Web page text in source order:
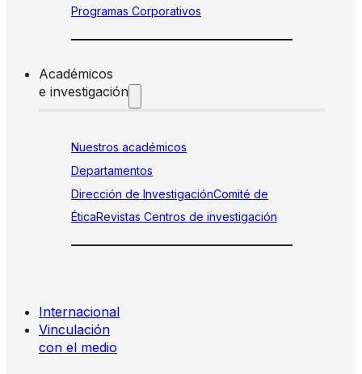
Programas Corporativos
Académicos
e investigación
Nuestros académicos
Departamentos
Dirección de InvestigaciónComité de
ÉticaRevistas Centros de investigación
Internacional
Vinculación
con el medio